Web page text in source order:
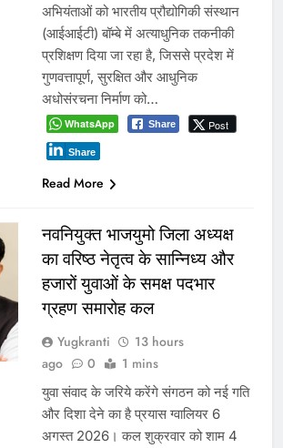
अभियंताओं को भारतीय प्रौद्योगिकी संस्थान
(आईआईटी) बॉम्बे में अत्याधुनिक तकनीकी
प्रशिक्षण दिया जा रहा है, जिससे प्रदेश में
गुणवत्तापूर्ण, सुरक्षित और आधुनिक
अधोसंरचना निर्माण को…
WhatsApp Share Post
Share
Read More
नवनियुक्त भाजयुमो जिला अध्यक्ष
का वरिष्ठ नेतृत्व के सान्निध्य और
हजारों युवाओं के समक्ष पदभार
ग्रहण समारोह कल
Yugkranti
13 hours
ago
0 1 mins
युवा संवाद के जरिये करेंगे संगठन को नई गति
और दिशा देने का है प्रयास ग्वालियर 6
अगस्त 2026। कल शुक्रवार को शाम 4